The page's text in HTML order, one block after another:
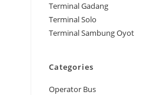
Terminal Gadang
Terminal Solo
Terminal Sambung Oyot
Categories
Operator Bus